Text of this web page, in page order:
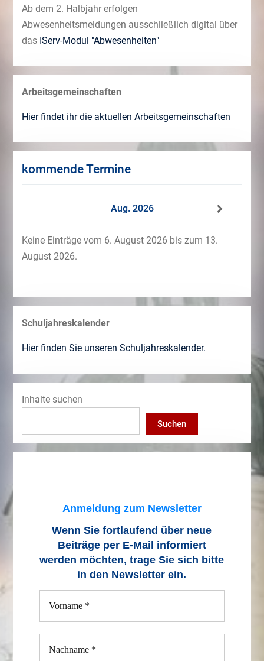
Ab dem 2. Halbjahr erfolgen
Abwesenheitsmeldungen ausschließlich digital über
das IServ-Modul "Abwesenheiten"
Arbeitsgemeinschaften
Hier findet ihr die aktuellen Arbeitsgemeinschaften
kommende Termine
Aug. 2026
Keine Einträge vom 6. August 2026 bis zum 13.
August 2026.
Schuljahreskalender
Hier finden Sie unseren Schuljahreskalender.
Inhalte suchen
Suchen
Anmeldung zum Newsletter
Wenn Sie fortlaufend über neue
Beiträge per E-Mail informiert
werden möchten, trage Sie sich bitte
in den Newsletter ein.